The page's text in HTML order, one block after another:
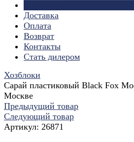
Доставка
Оплата
Возврат
Контакты
Стать дилером
Хозблоки
Сарай пластиковый Black Fox
Москве
Предыдущий товар
Следующий товар
Артикул: 26871